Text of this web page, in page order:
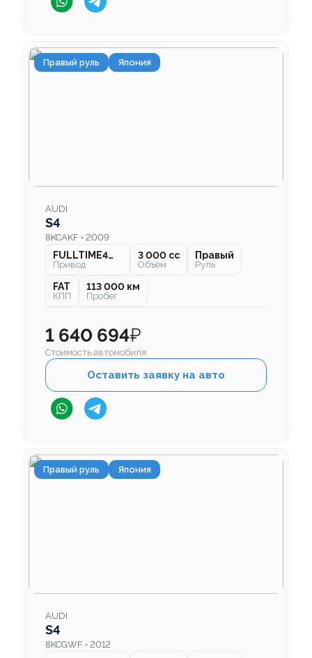
Правый руль Япония
AUDI
S4
8KCAKF • 2009
FULLTIME4WD
Привод
3 000 cc
Объем
Правый
Руль
FAT
КПП
113 000 км
Пробег
1 640 694₽
Стоимость автомобиля
Оставить заявку на авто
Правый руль Япония
AUDI
S4
8KCGWF • 2012